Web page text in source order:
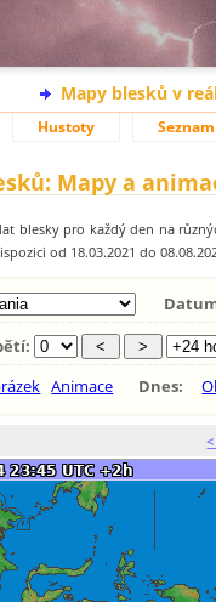
Mapy blesků v
Hustoty Seznam
Mapy a
blesky pro každý den na
od 18.03.2021 do
Animace Dnes: